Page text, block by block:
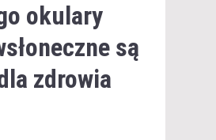
okulary
są
zdrowia